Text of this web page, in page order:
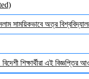
সাময়িকভাবে অত্র
শিক্ষার্থীরা এই বিজ্ঞপ্তির